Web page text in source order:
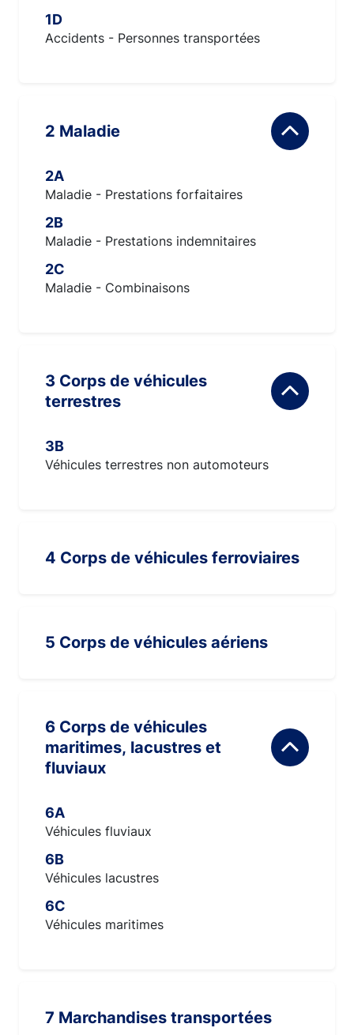
1D
Accidents - Personnes transportées
2 Maladie
2A
Maladie - Prestations forfaitaires
2B
Maladie - Prestations indemnitaires
2C
Maladie - Combinaisons
3 Corps de véhicules
terrestres
3B
Véhicules terrestres non automoteurs
4 Corps de véhicules ferroviaires
5 Corps de véhicules aériens
6 Corps de véhicules
maritimes, lacustres et
fluviaux
6A
Véhicules fluviaux
6B
Véhicules lacustres
6C
Véhicules maritimes
7 Marchandises transportées